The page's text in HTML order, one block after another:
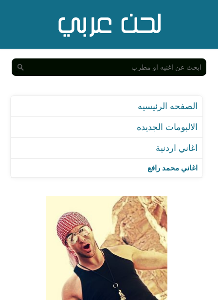
الالبومات الجديده
اغاني اردنية
اغاني محمد رافع